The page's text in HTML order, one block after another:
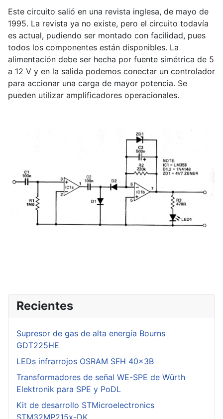
Este circuito salió en una revista inglesa, de mayo de
1995. La revista ya no existe, pero el circuito todavía
es actual, pudiendo ser montado con facilidad, pues
todos los componentes están disponibles. La
alimentación debe ser hecha por fuente simétrica de 5
a 12 V y en la salida podemos conectar un controlador
para accionar una carga de mayor potencia. Se
pueden utilizar amplificadores operacionales.
Recientes
Supresor de gas de alta energía Bourns
GDT225HE
LEDs infrarrojos OSRAM SFH 40x3B
Transformadores de señal WE-SPE de Würth
Elektronik para SPE y PoDL
Kit de desarrollo STMicroelectronics
STM32MP215x-DK